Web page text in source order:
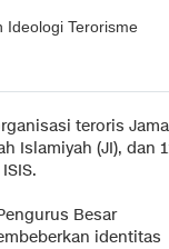
Ideologi Terorisme
teroris
Islamiyah (JI), dan
Besar
identitas